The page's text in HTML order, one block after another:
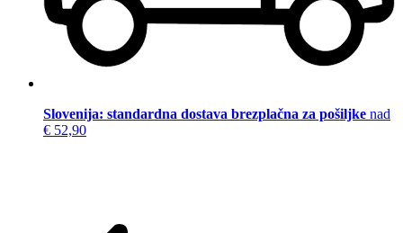
Slovenija: standardna dostava brezplačna za pošiljke nad
€ 52,90